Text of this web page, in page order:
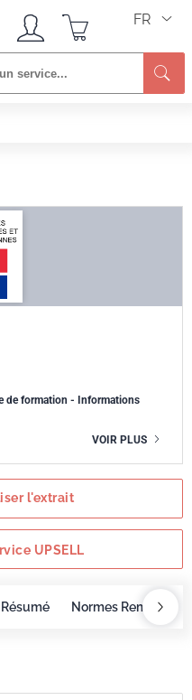
FR
de formation - Informations
VOIR PLUS
l'extrait
UPSELL
Résumé Normes